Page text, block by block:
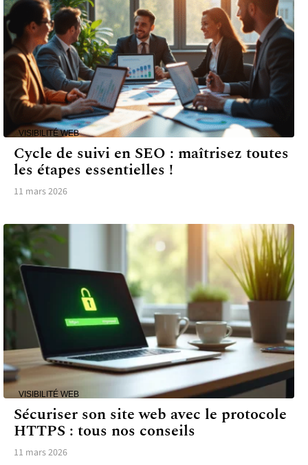
VISIBILITÉ WEB
Cycle de suivi en SEO : maîtrisez toutes
les étapes essentielles !
11 mars 2026
VISIBILITÉ WEB
Sécuriser son site web avec le protocole
HTTPS : tous nos conseils
11 mars 2026